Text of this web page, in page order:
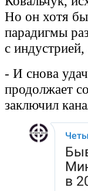
Но он хотя бы
парадигмы
с
- И снова
продолжает
заключил